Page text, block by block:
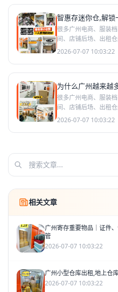
智惠存迷你仓,解
很多广州电商、服装
间、店铺后场、出租
样品与库存混放、耗
2026-07-07 10:03:22
为什么广州越来越
很多广州电商、服装
间、店铺后场、出租
样品与库存混放、耗
2026-07-07 10:03:22
相关文章
广州寄存重要物品｜证件
管
2026-07-07 10:03:22
广州小型仓库出租,地上仓
2026-07-07 10:03:22